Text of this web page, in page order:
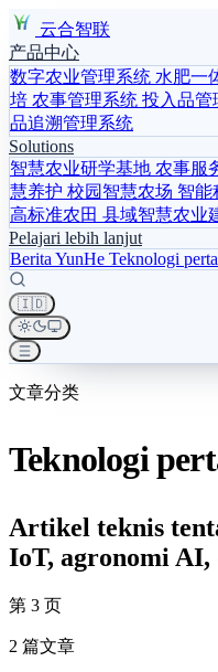
云合智联
产品中心
数字农业管理系统 水肥一
培 农事管理系统 投入品管
品追溯管理系统
Solutions
智慧农业研学基地 农事服
慧养护 校园智慧农场 智能
高标准农田 县域智慧农业
Pelajari lebih lanjut
Berita YunHe Teknologi
🇮🇩
文章分类
Teknologi
Artikel teknis
IoT, agronomi AI,
第 3 页
2 篇文章